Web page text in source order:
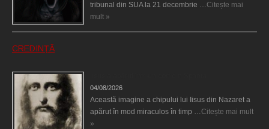
tribunal din SUA la 21 decembrie …Citește mai
mult »
CREDINȚĂ
04/08/2026
Această imagine a chipului lui Iisus din Nazaret a
apărut în mod miraculos în timp …Citește mai mult
»